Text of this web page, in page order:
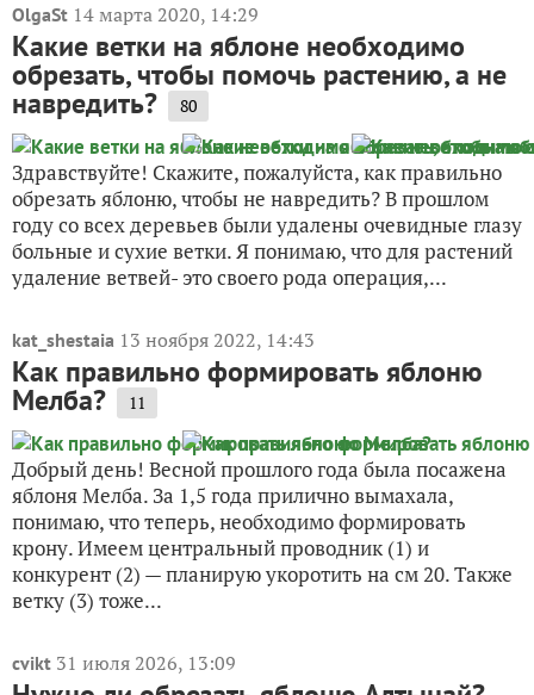
OlgaSt 14 марта 2020, 14:29
Какие ветки на яблоне необходимо
обрезать, чтобы помочь растению, а не
навредить? 80
Здравствуйте! Скажите, пожалуйста, как правильно
обрезать яблоню, чтобы не навредить? В прошлом
году со всех деревьев были удалены очевидные глазу
больные и сухие ветки. Я понимаю, что для растений
удаление ветвей- это своего рода операция,...
kat_shestaia 13 ноября 2022, 14:43
Как правильно формировать яблоню
Мелба? 11
Добрый день! Весной прошлого года была посажена
яблоня Мелба. За 1,5 года прилично вымахала,
понимаю, что теперь, необходимо формировать
крону. Имеем центральный проводник (1) и
конкурент (2) — планирую укоротить на см 20. Также
ветку (3) тоже...
cvikt 31 июля 2026, 13:09